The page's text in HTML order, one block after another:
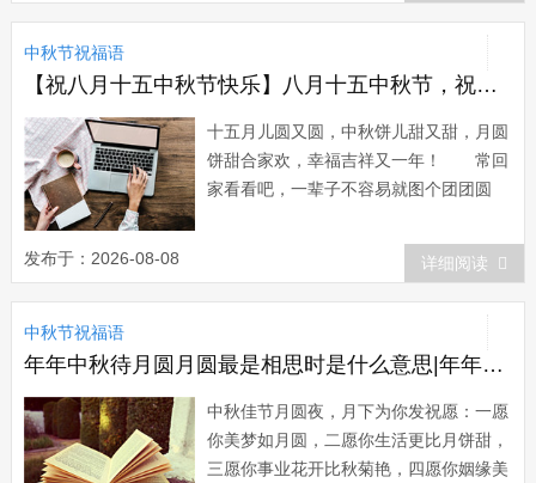
角，我的思念不绝，越过千山万水，你我
真情不灭。中秋节，愿将此月暂借，祝君
花好月圆家...
中秋节祝福语
【祝八月十五中秋节快乐】八月十五中秋节，祝你和你的家人幸福团圆
十五月儿圆又圆，中秋饼儿甜又甜，月圆
饼甜合家欢，幸福吉祥又一年！ 常回
家看看吧，一辈子不容易就图个团团圆
秋佳节合家团圆，万事如意！ 中秋节
你看，晚上月亮圆圆的脸正挂在天上；中
秋夜你看，家人温馨甜甜的笑弥漫在家
中；中秋情你看，祝福的短信在阅读中：
全家平安快乐...
发布于：2026-08-08 详细阅读
中秋节祝福语
年年中秋待月圆月圆最是相思时是什么意思|年年中秋待月圆,月圆最是相思时.佳节之前祝福你
中秋佳节月圆夜，月下为你发祝愿：一愿
你美梦如月圆，二愿你生活更比月饼甜，
三愿你事业花开比秋菊艳，四愿你姻缘美